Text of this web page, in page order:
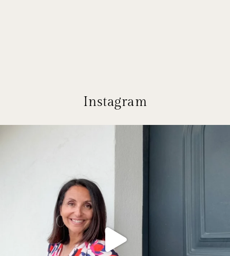
Instagram